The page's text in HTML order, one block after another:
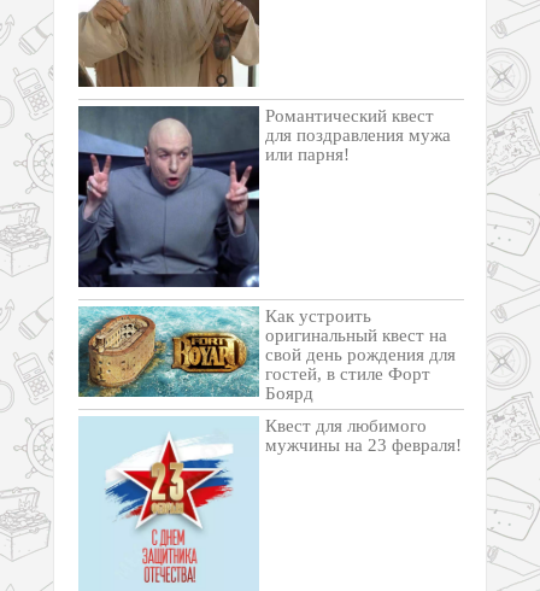
Романтический квест
для поздравления мужа
или парня!
Как устроить
оригинальный квест на
свой день рождения для
гостей, в стиле Форт
Боярд
Квест для любимого
мужчины на 23 февраля!